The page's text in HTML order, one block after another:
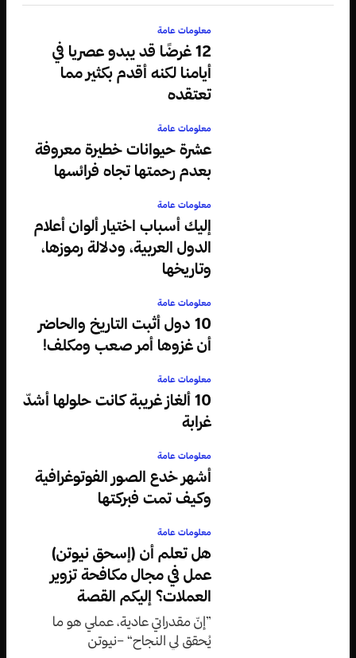
معلومات عامة
12 غرضًا قد يبدو عصريا في
أيامنا لكنه أقدم بكثير مما
تعتقده
معلومات عامة
عشرة حيوانات خطيرة معروفة
بعدم رحمتها تجاه فرائسها
معلومات عامة
إليك أسباب اختيار ألوان أعلام
الدول العربية، ودلالة رموزها،
وتاريخها
معلومات عامة
10 دول أثبت التاريخ والحاضر
أن غزوها أمر صعب ومكلف!
معلومات عامة
10 ألغاز غريبة كانت حلولها أشدّ
غرابة
معلومات عامة
أشهر خدع الصور الفوتوغرافية
وكيف تمت فبركتها
معلومات عامة
هل تعلم أن (إسحق نيوتن)
عمل في مجال مكافحة تزوير
العملات؟ إليكم القصة
”إنّ مقدراتي عادية، عملي هو ما
يُحقق لي النجاح“ –نيوتن